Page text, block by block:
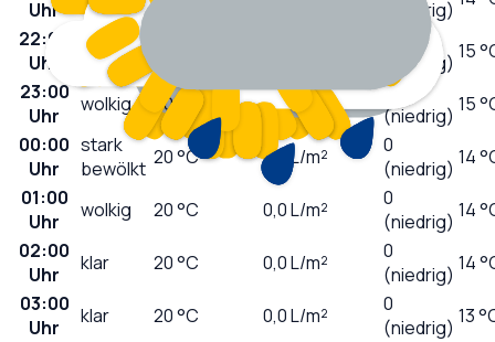
Uhr (niedrig)
22:00
Uhr
klar
(niedrig) 15
23:00
Uhr
wolkig 20°C 0,0L/m²
0
(niedrig) 15
00:00
Uhr
stark
bewölkt 20°C 0,0 L/m²
0
(niedrig) 14
01:00
Uhr
wolkig 20°C 0,0L/m²
0
(niedrig) 14
02:00
Uhr
klar 20°C 0,0L/m²
0
(niedrig) 14
03:00
Uhr
klar 20°C 0,0L/m²
0
(niedrig) 13